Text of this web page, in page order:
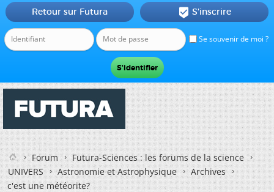
Se souvenir de moi ?
Retour sur Futura  S'inscrire
Forum
Futura-Sciences : les forums de la science
UNIVERS
Astronomie et Astrophysique
Archives
c'est une météorite?